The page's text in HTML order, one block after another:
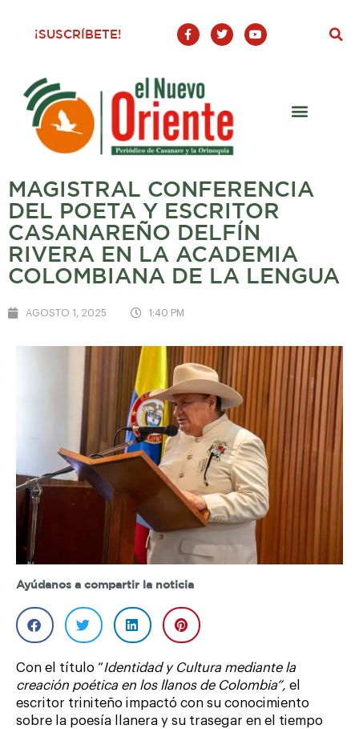
¡SUSCRÍBETE!
F
a
c
o
o
-
T
w
i
Y
o
u
MAGISTRAL CONFERENCIA
DEL POETA Y ESCRITOR
CASANAREÑO DELFÍN
RIVERA EN LA ACADEMIA
COLOMBIANA DE LA LENGUA
AGOSTO 1, 2025 1:40 PM
Ayúdanos a compartir la noticia
Con el título “Identidad y Cultura mediante la
creación poética en los llanos de Colombia”, el
escritor triniteño impactó con su conocimiento
sobre la poesía llanera y su trasegar en el tiempo